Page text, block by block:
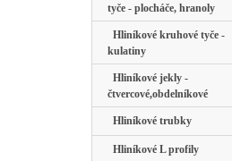
tyče - plocháče, hranoly
Hliníkové kruhové tyče -
kulatiny
Hliníkové jekly -
čtvercové,obdelníkové
Hliníkové trubky
Hliníkové L profily